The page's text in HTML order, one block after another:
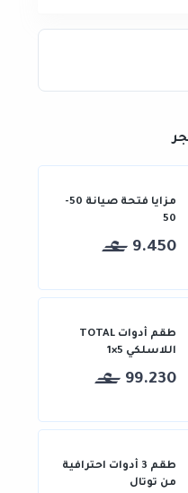
مزايا فتحة صيانة 50-
50
9.450
طقم أدوات TOTAL
اللاسلكي 5×1
99.230
طقم 3 أدوات احترافية
من توتال